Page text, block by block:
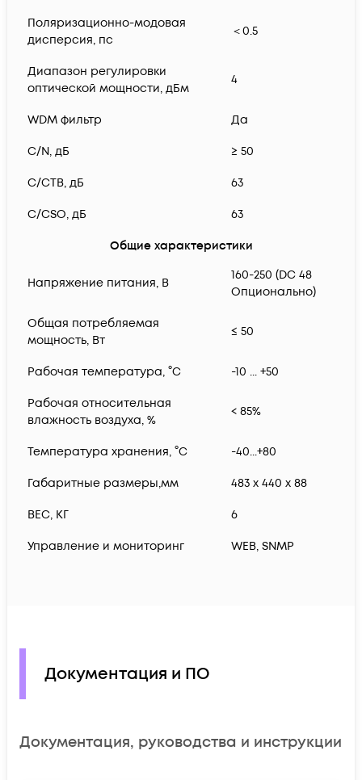
Поляризационно-модовая
дисперсия, пс
＜0.5
Диапазон регулировки
оптической мощности, дБм
4
WDM фильтр Да
C/N, дБ ≥ 50
C/CTB, дБ 63
C/CSO, дБ 63
Общие характеристики
Напряжение питания, В
160-250 (DC 48
Опционально)
Общая потребляемая
мощность, Вт
≤ 50
Рабочая температура, °С -10 ... +50
Рабочая относительная
влажность воздуха, %
< 85%
Температура хранения, °С -40...+80
Габаритные размеры,мм 483 x 440 x 88
ВЕС, КГ 6
Управление и мониторинг WEB, SNMP
Документация и ПО
Документация, руководства и инструкции